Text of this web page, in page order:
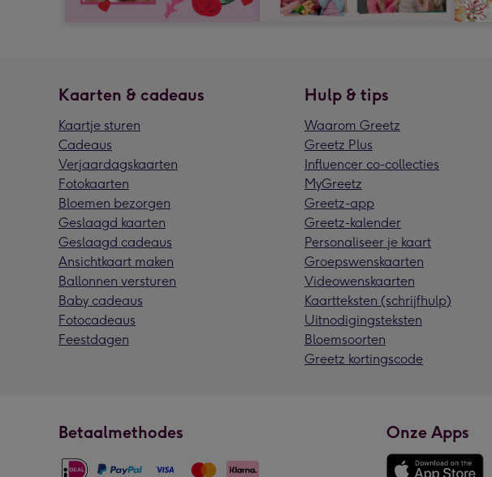
Kaarten & cadeaus
Kaartje sturen
Cadeaus
Verjaardagskaarten
Fotokaarten
Bloemen bezorgen
Geslaagd kaarten
Geslaagd cadeaus
Ansichtkaart maken
Ballonnen versturen
Baby cadeaus
Fotocadeaus
Feestdagen
Hulp & tips
Waarom Greetz
Greetz Plus
Influencer co-collecties
MyGreetz
Greetz-app
Greetz-kalender
Personaliseer je kaart
Groepswenskaarten
Videowenskaarten
Kaartteksten (schrijfhulp)
Uitnodigingsteksten
Bloemsoorten
Greetz kortingscode
Betaalmethodes Onze Apps